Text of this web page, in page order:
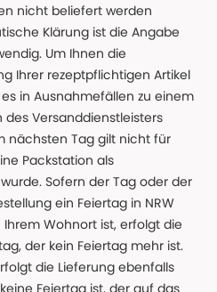
nicht beliefert werden
Klärung ist die Angabe
Um Ihnen die
Ihrer rezeptpflichtigen Artikel
in Ausnahmefällen zu einem
Versanddienstleisters
nächsten Tag gilt nicht für
Packstation als
Sofern der Tag oder der
ein Feiertag in NRW
Wohnort ist, erfolgt die
der kein Feiertag mehr ist.
die Lieferung ebenfalls